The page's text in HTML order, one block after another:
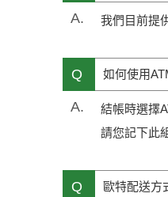
A. 我們目前提
Q 如何使用
A.
結帳時選擇
請您記下此
Q 歐特配送方